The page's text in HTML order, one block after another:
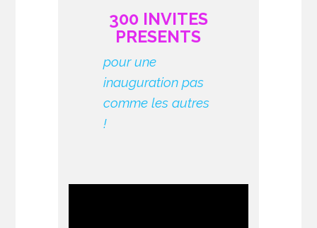
300 INVITES
PRESENTS
pour une
inauguration pas
comme les autres
!